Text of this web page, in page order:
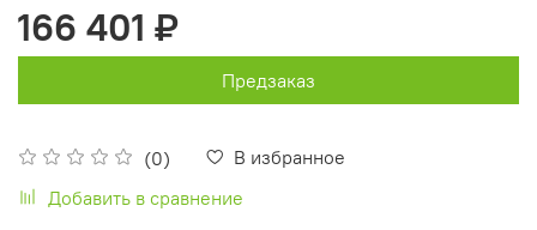
(0)
В избранное
Добавить в сравнение
166 401 ₽
Предзаказ